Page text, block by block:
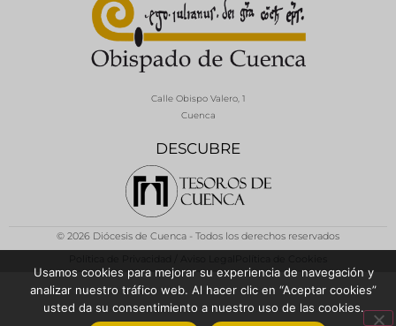
DESCUBRE
Calle Obispo Valero, 1
Cuenca
© 2026 Diócesis de Cuenca - Todos los derechos reservados
Usamos cookies para mejorar su experiencia de navegación y
analizar nuestro tráfico web. Al hacer clic en “Aceptar cookies”
usted da su consentimiento a nuestro uso de las cookies.